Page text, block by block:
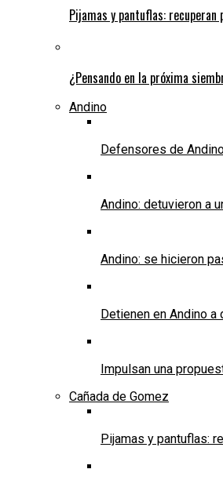
Pijamas y pantuflas: recuperan
¿Pensando en la próxima
Andino
Defensores de
Andino: detuvieron a
Andino: se hicieron
Detienen en Andino
Impulsan una
Cañada de Gomez
Pijamas y pantuflas: